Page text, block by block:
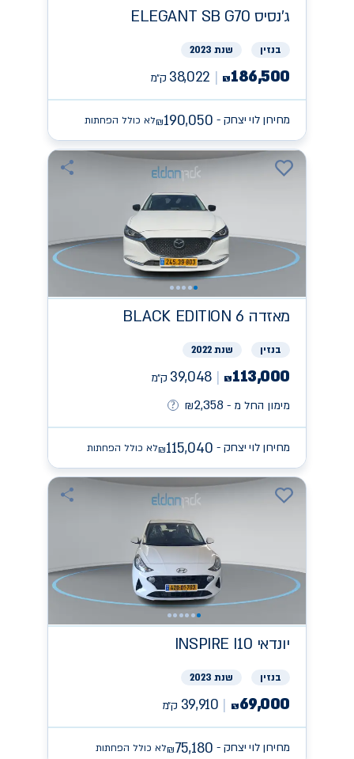
ג'נסיס ELEGANT SB G70
בנזין שנת 2023
₪186,500
38,022 ק״מ
מחירון לוי יצחק - ₪190,050 לא כולל הפחתות
מאזדה BLACK EDITION 6
בנזין שנת 2022
₪113,000
39,048 ק״מ
מימון החל מ -
₪2,358
מחירון לוי יצחק - ₪115,040 לא כולל הפחתות
יונדאי INSPIRE I10
בנזין שנת 2023
₪69,000
39,910 ק״מ
מחירון לוי יצחק - ₪75,180 לא כולל הפחתות